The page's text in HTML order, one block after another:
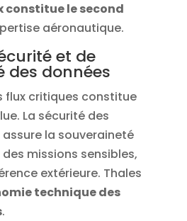
constitue le second
aéronautique.
et de
des données
flux critiques constitue
La sécurité des
la souveraineté
missions sensibles,
extérieure. Thales
technique des
.